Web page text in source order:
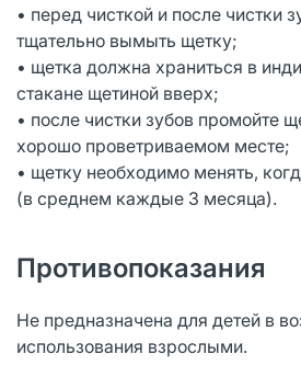
• перед чисткой и после чистки
тщательно вымыть щетку;
• щетка должна храниться в
стакане щетиной вверх;
• после чистки зубов промойте
хорошо проветриваемом месте;
• щетку необходимо менять,
(в среднем каждые 3 месяца).
Противопоказания
Не предназначена для детей в
использования взрослыми.